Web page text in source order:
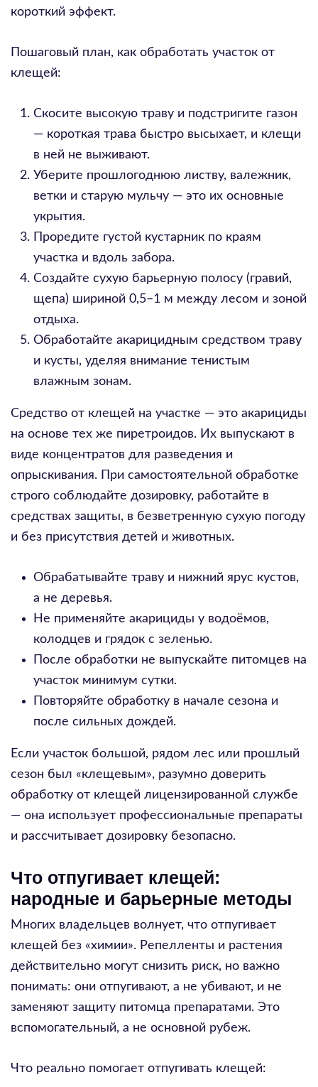
короткий эффект.
Пошаговый план, как обработать участок от
клещей:
Скосите высокую траву и подстригите газон
— короткая трава быстро высыхает, и клещи
в ней не выживают.
Уберите прошлогоднюю листву, валежник,
ветки и старую мульчу — это их основные
укрытия.
Проредите густой кустарник по краям
участка и вдоль забора.
Создайте сухую барьерную полосу (гравий,
щепа) шириной 0,5–1 м между лесом и зоной
отдыха.
Обработайте акарицидным средством траву
и кусты, уделяя внимание тенистым
влажным зонам.
Средство от клещей на участке — это акарициды
на основе тех же пиретроидов. Их выпускают в
виде концентратов для разведения и
опрыскивания. При самостоятельной обработке
строго соблюдайте дозировку, работайте в
средствах защиты, в безветренную сухую погоду
и без присутствия детей и животных.
Обрабатывайте траву и нижний ярус кустов,
а не деревья.
Не применяйте акарициды у водоёмов,
колодцев и грядок с зеленью.
После обработки не выпускайте питомцев на
участок минимум сутки.
Повторяйте обработку в начале сезона и
после сильных дождей.
Если участок большой, рядом лес или прошлый
сезон был «клещевым», разумно доверить
обработку от клещей лицензированной службе
— она использует профессиональные препараты
и рассчитывает дозировку безопасно.
Что отпугивает клещей:
народные и барьерные методы
Многих владельцев волнует, что отпугивает
клещей без «химии». Репелленты и растения
действительно могут снизить риск, но важно
понимать: они отпугивают, а не убивают, и не
заменяют защиту питомца препаратами. Это
вспомогательный, а не основной рубеж.
Что реально помогает отпугивать клещей: